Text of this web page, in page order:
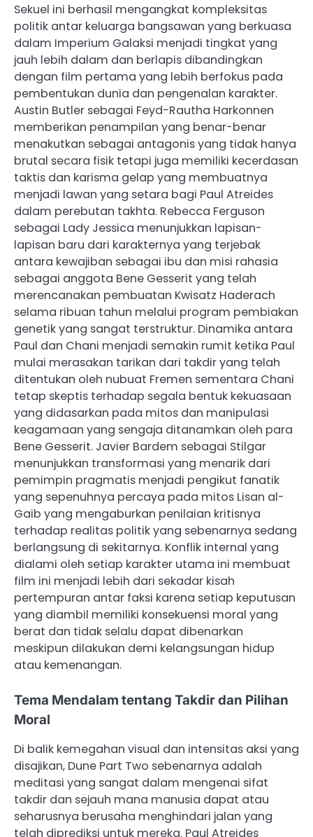
Sekuel ini berhasil mengangkat kompleksitas
politik antar keluarga bangsawan yang berkuasa
dalam Imperium Galaksi menjadi tingkat yang
jauh lebih dalam dan berlapis dibandingkan
dengan film pertama yang lebih berfokus pada
pembentukan dunia dan pengenalan karakter.
Austin Butler sebagai Feyd-Rautha Harkonnen
memberikan penampilan yang benar-benar
menakutkan sebagai antagonis yang tidak hanya
brutal secara fisik tetapi juga memiliki kecerdasan
taktis dan karisma gelap yang membuatnya
menjadi lawan yang setara bagi Paul Atreides
dalam perebutan takhta. Rebecca Ferguson
sebagai Lady Jessica menunjukkan lapisan-
lapisan baru dari karakternya yang terjebak
antara kewajiban sebagai ibu dan misi rahasia
sebagai anggota Bene Gesserit yang telah
merencanakan pembuatan Kwisatz Haderach
selama ribuan tahun melalui program pembiakan
genetik yang sangat terstruktur. Dinamika antara
Paul dan Chani menjadi semakin rumit ketika Paul
mulai merasakan tarikan dari takdir yang telah
ditentukan oleh nubuat Fremen sementara Chani
tetap skeptis terhadap segala bentuk kekuasaan
yang didasarkan pada mitos dan manipulasi
keagamaan yang sengaja ditanamkan oleh para
Bene Gesserit. Javier Bardem sebagai Stilgar
menunjukkan transformasi yang menarik dari
pemimpin pragmatis menjadi pengikut fanatik
yang sepenuhnya percaya pada mitos Lisan al-
Gaib yang mengaburkan penilaian kritisnya
terhadap realitas politik yang sebenarnya sedang
berlangsung di sekitarnya. Konflik internal yang
dialami oleh setiap karakter utama ini membuat
film ini menjadi lebih dari sekadar kisah
pertempuran antar faksi karena setiap keputusan
yang diambil memiliki konsekuensi moral yang
berat dan tidak selalu dapat dibenarkan
meskipun dilakukan demi kelangsungan hidup
atau kemenangan.
Tema Mendalam tentang Takdir dan Pilihan
Moral
Di balik kemegahan visual dan intensitas aksi yang
disajikan, Dune Part Two sebenarnya adalah
meditasi yang sangat dalam mengenai sifat
takdir dan sejauh mana manusia dapat atau
seharusnya berusaha menghindari jalan yang
telah diprediksi untuk mereka. Paul Atreides